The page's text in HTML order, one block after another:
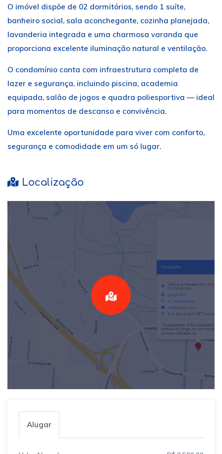
O imóvel dispõe de 02 dormitórios, sendo 1 suíte,
banheiro social, sala aconchegante, cozinha planejada,
lavanderia integrada e uma charmosa varanda que
proporciona excelente iluminação natural e ventilação.
O condomínio conta com infraestrutura completa de
lazer e segurança, incluindo piscina, academia
equipada, salão de jogos e quadra poliesportiva — ideal
para momentos de descanso e convivência.
Uma excelente oportunidade para viver com conforto,
segurança e comodidade em um só lugar.
Localização
Alugar